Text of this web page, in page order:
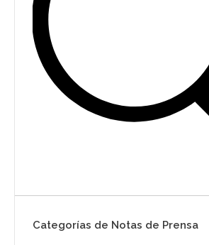
Categorías de Notas de Prensa